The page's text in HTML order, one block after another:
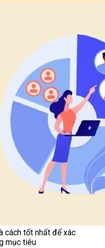
cách tốt nhất để xác
mục tiêu